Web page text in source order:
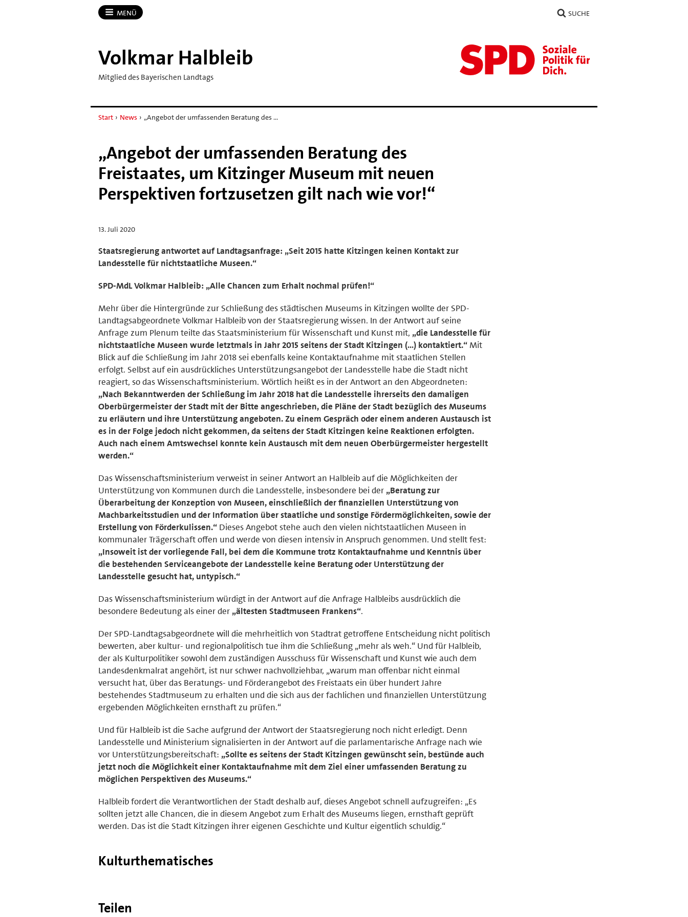
MENÜ SUCHE
Volkmar Halbleib
Mitglied des Bayerischen Landtags
Start › News › „Angebot der umfassenden Beratung des …
„Angebot der umfassenden Beratung des
Freistaates, um Kitzinger Museum mit neuen
Perspektiven fortzusetzen gilt nach wie vor!“
13. Juli 2020
Staatsregierung antwortet auf Landtagsanfrage: „Seit 2015 hatte Kitzingen keinen Kontakt zur
Landesstelle für nichtstaatliche Museen.“
SPD-MdL Volkmar Halbleib: „Alle Chancen zum Erhalt nochmal prüfen!“
Mehr über die Hintergründe zur Schließung des städtischen Museums in Kitzingen wollte der SPD-
Landtagsabgeordnete Volkmar Halbleib von der Staatsregierung wissen. In der Antwort auf seine
Anfrage zum Plenum teilte das Staatsministerium für Wissenschaft und Kunst mit, „die Landesstelle für
nichtstaatliche Museen wurde letztmals in Jahr 2015 seitens der Stadt Kitzingen (…) kontaktiert.“ Mit
Blick auf die Schließung im Jahr 2018 sei ebenfalls keine Kontaktaufnahme mit staatlichen Stellen
erfolgt. Selbst auf ein ausdrückliches Unterstützungsangebot der Landesstelle habe die Stadt nicht
reagiert, so das Wissenschaftsministerium. Wörtlich heißt es in der Antwort an den Abgeordneten:
„Nach Bekanntwerden der Schließung im Jahr 2018 hat die Landesstelle ihrerseits den damaligen
Oberbürgermeister der Stadt mit der Bitte angeschrieben, die Pläne der Stadt bezüglich des Museums
zu erläutern und ihre Unterstützung angeboten. Zu einem Gespräch oder einem anderen Austausch ist
es in der Folge jedoch nicht gekommen, da seitens der Stadt Kitzingen keine Reaktionen erfolgten.
Auch nach einem Amtswechsel konnte kein Austausch mit dem neuen Oberbürgermeister hergestellt
werden.“
Das Wissenschaftsministerium verweist in seiner Antwort an Halbleib auf die Möglichkeiten der
Unterstützung von Kommunen durch die Landesstelle, insbesondere bei der „Beratung zur
Überarbeitung der Konzeption von Museen, einschließlich der finanziellen Unterstützung von
Machbarkeitsstudien und der Information über staatliche und sonstige Fördermöglichkeiten, sowie der
Erstellung von Förderkulissen.“ Dieses Angebot stehe auch den vielen nichtstaatlichen Museen in
kommunaler Trägerschaft offen und werde von diesen intensiv in Anspruch genommen. Und stellt fest:
„Insoweit ist der vorliegende Fall, bei dem die Kommune trotz Kontaktaufnahme und Kenntnis über
die bestehenden Serviceangebote der Landesstelle keine Beratung oder Unterstützung der
Landesstelle gesucht hat, untypisch.“
Das Wissenschaftsministerium würdigt in der Antwort auf die Anfrage Halbleibs ausdrücklich die
besondere Bedeutung als einer der „ältesten Stadtmuseen Frankens“.
Der SPD-Landtagsabgeordnete will die mehrheitlich von Stadtrat getroffene Entscheidung nicht politisch
bewerten, aber kultur- und regionalpolitisch tue ihm die Schließung „mehr als weh.“ Und für Halbleib,
der als Kulturpolitiker sowohl dem zuständigen Ausschuss für Wissenschaft und Kunst wie auch dem
Landesdenkmalrat angehört, ist nur schwer nachvollziehbar, „warum man offenbar nicht einmal
versucht hat, über das Beratungs- und Förderangebot des Freistaats ein über hundert Jahre
bestehendes Stadtmuseum zu erhalten und die sich aus der fachlichen und finanziellen Unterstützung
ergebenden Möglichkeiten ernsthaft zu prüfen.“
Und für Halbleib ist die Sache aufgrund der Antwort der Staatsregierung noch nicht erledigt. Denn
Landesstelle und Ministerium signalisierten in der Antwort auf die parlamentarische Anfrage nach wie
vor Unterstützungsbereitschaft: „Sollte es seitens der Stadt Kitzingen gewünscht sein, bestünde auch
jetzt noch die Möglichkeit einer Kontaktaufnahme mit dem Ziel einer umfassenden Beratung zu
möglichen Perspektiven des Museums.“
Halbleib fordert die Verantwortlichen der Stadt deshalb auf, dieses Angebot schnell aufzugreifen: „Es
sollten jetzt alle Chancen, die in diesem Angebot zum Erhalt des Museums liegen, ernsthaft geprüft
werden. Das ist die Stadt Kitzingen ihrer eigenen Geschichte und Kultur eigentlich schuldig.“
Kulturthematisches
Teilen